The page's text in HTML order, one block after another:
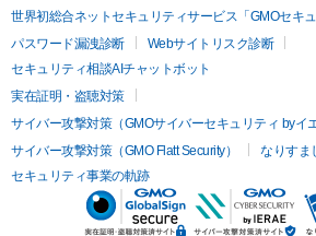
世界初総合ネットセキュリティサービス「GMOセキュ
パスワード漏洩診断
Webサイトリスク診断
セキュリティ相談AIチャットボット
実在証明・盗聴対策
サイバー攻撃対策（GMOサイバーセキュリティ byイ
サイバー攻撃対策（GMO Flatt Security）
なりすま
セキュリティ事業の軌跡